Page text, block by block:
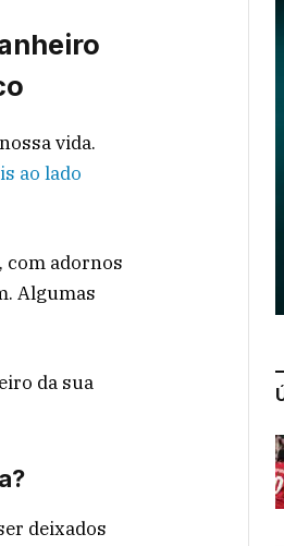
vida.
ao lado
com adornos
Algumas
da sua
deixados